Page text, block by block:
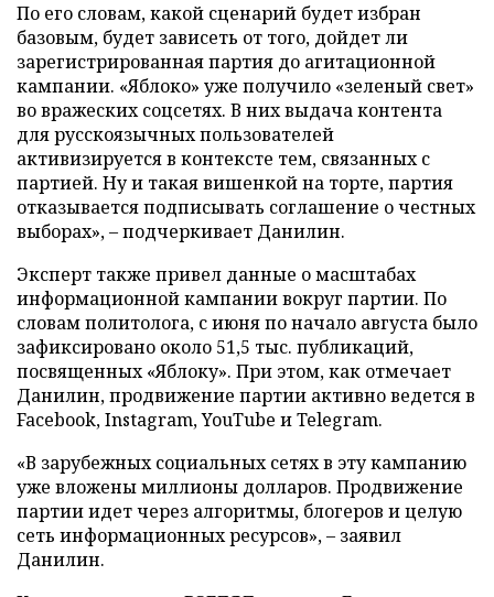
По его словам, какой сценарий будет избран
базовым, будет зависеть от того, дойдет ли
зарегистрированная партия до агитационной
кампании. «Яблоко» уже получило «зеленый свет»
во вражеских соцсетях. В них выдача контента
для русскоязычных пользователей
активизируется в контексте тем, связанных с
партией. Ну и такая вишенкой на торте, партия
отказывается подписывать соглашение о честных
выборах», – подчеркивает Данилин.
Эксперт также привел данные о масштабах
информационной кампании вокруг партии. По
словам политолога, с июня по начало августа было
зафиксировано около 51,5 тыс. публикаций,
посвященных «Яблоку». При этом, как отмечает
Данилин, продвижение партии активно ведется в
Facebook, Instagram, YouTube и Telegram.
«В зарубежных социальных сетях в эту кампанию
уже вложены миллионы долларов. Продвижение
партии идет через алгоритмы, блогеров и целую
сеть информационных ресурсов», – заявил
Данилин.